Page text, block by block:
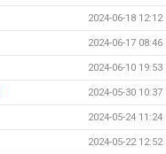
2024-06-18 12:12
2024-06-17 08:46
2024-06-10 19:53
2024-05-30 10:37
2024-05-24 11:24
2024-05-22 12:52